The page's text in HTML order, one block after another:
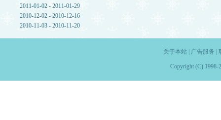
2011-01-02 - 2011-01-29
2010-12-02 - 2010-12-16
2010-11-03 - 2010-11-20
关于本站| 广告服务
Copyright (C) 1998-